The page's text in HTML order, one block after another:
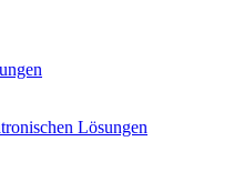
Lösungen